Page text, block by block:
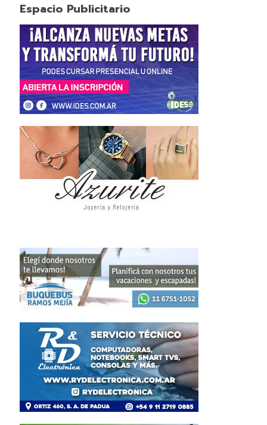
Espacio Publicitario